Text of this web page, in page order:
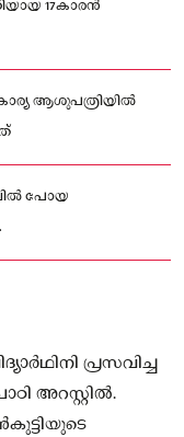
17കാരൻ
ആശുപത്രിയില്‍
പോയ
പ്രസവിച്ച
അറസ്റ്റിൽ.